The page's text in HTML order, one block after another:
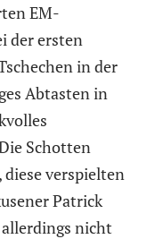
EM-
der ersten
in der
Abtasten in
Schotten
verspielten
Patrick
nicht